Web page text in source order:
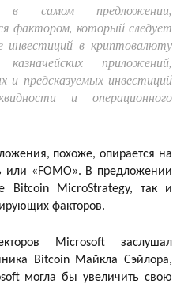
самом предложении,
фактором, который следует
инвестиций в криптовалюту
приложений,
и предсказуемых инвестиций
и операционного
похоже, опирается на
или «FOMO». В предложении
Bitcoin MicroStrategy, так и
факторов.
Microsoft заслушал
Bitcoin Майкла Сэйлора,
могла бы увеличить свою